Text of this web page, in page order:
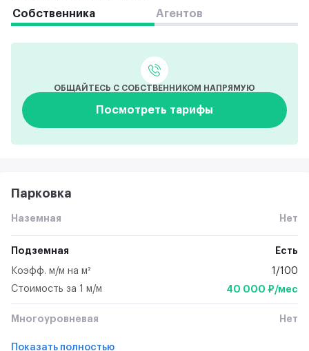
Собственника Агентов
ОБЩАЙТЕСЬ С СОБСТВЕННИКОМ НАПРЯМУЮ
Посмотреть тарифы
Парковка
Наземная Нет
Подземная Есть
Коэфф. м/м на м²
1/100
Стоимость за 1 м/м
40 000 ₽/мес
Многоуровневая Нет
Показать полностью